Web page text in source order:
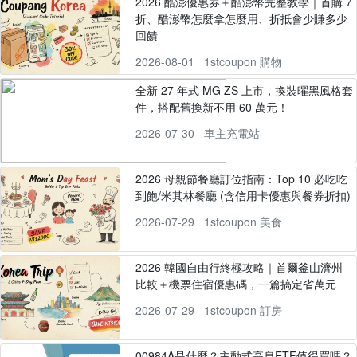
折、酷澎幣怎麼拿怎麼用、折抵會少賺多少
回饋
2026-08-01
1stcoupon 購物
全新 27 年式 MG ZS 上市，換裝曜黑風格套
件，搭配舊換新不用 60 萬元！
2026-07-30
車主充電站
2026 母親節餐廳訂位指南：Top 10 必吃吃
到飽/米其林餐廳 (含信用卡優惠與餐券折扣)
2026-07-29
1stcoupon 美食
2026 韓國自由行終極攻略｜首爾釜山濟州
比較＋機票住宿優惠碼，一篇搞定省萬元
2026-07-29
1stcoupon 訂房